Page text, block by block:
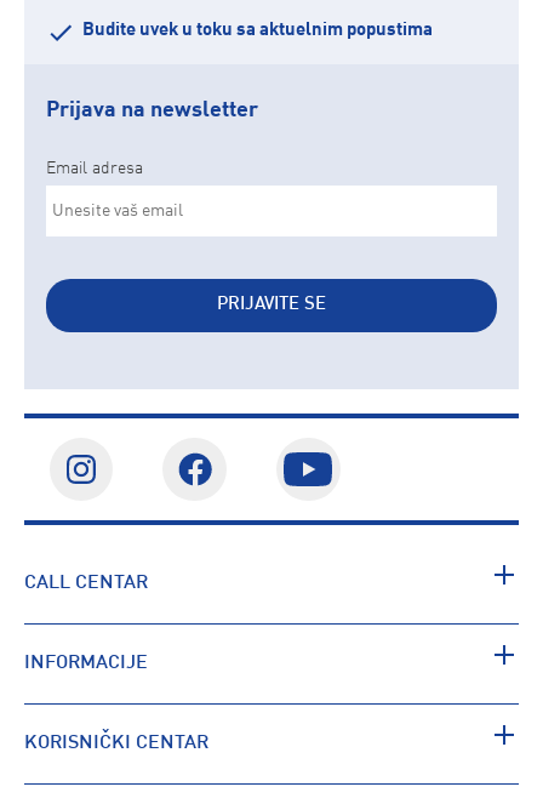
Budite uvek u toku sa aktuelnim popustima
Prijava na newsletter
Email adresa
PRIJAVITE SE
CALL CENTAR
INFORMACIJE
KORISNIČKI CENTAR